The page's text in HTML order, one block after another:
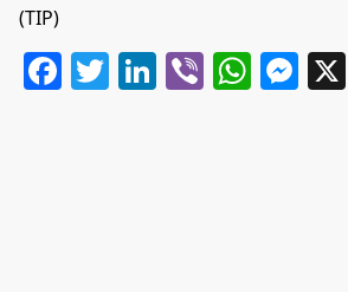
(TIP)
Facebook
Twitter
LinkedIn
Viber